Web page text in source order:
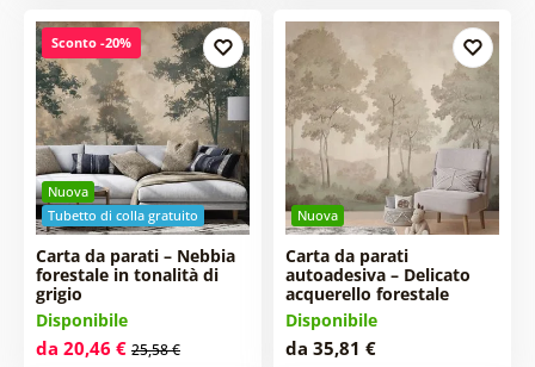
Nuova
Tubetto di colla gratuito
Sconto -20%
Carta da parati – Nebbia
forestale in tonalità di
grigio
Disponibile
da 20,46 € 25,58 €
Nuova
Carta da parati
autoadesiva – Delicato
acquerello forestale
Disponibile
da 35,81 €